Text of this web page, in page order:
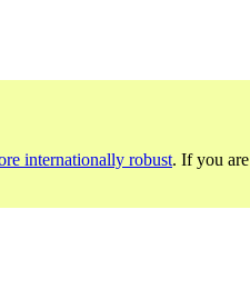
internationally robust. If you are